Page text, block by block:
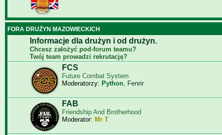
FORA DRUŻYN MAZOWIECKICH
Informacje dla drużyn i od drużyn.
Chcesz założyć pod-forum teamu?
Twój team prowadzi rekrutację?
FCS
Future Combat System
Moderatorzy: Python, Fenrir
FAB
Friendship And Brotherhood
Moderator: Mr T